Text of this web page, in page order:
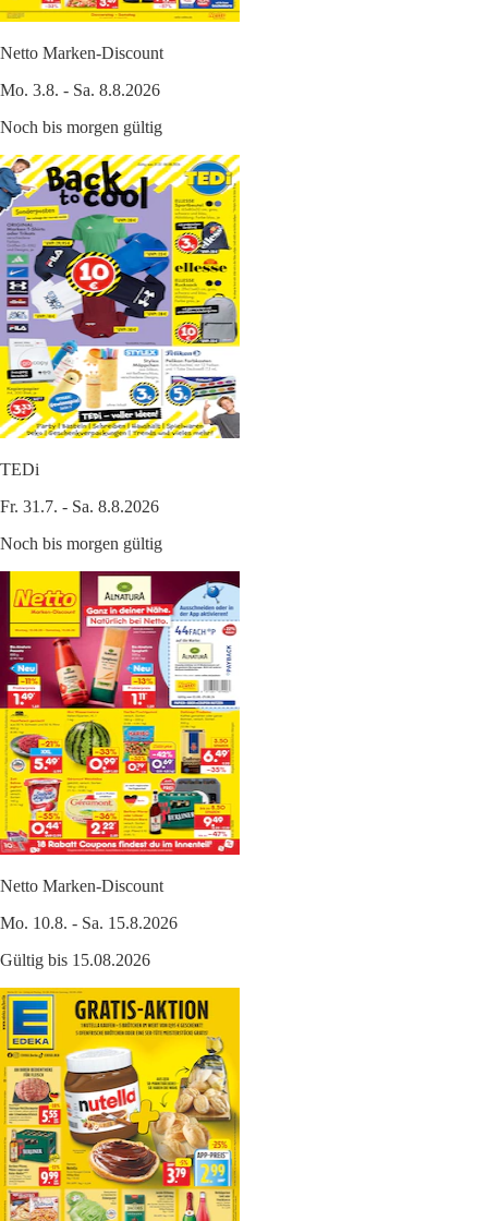
Netto Marken-Discount
Mo. 3.8. - Sa. 8.8.2026
Noch bis morgen gültig
TEDi
Fr. 31.7. - Sa. 8.8.2026
Noch bis morgen gültig
Netto Marken-Discount
Mo. 10.8. - Sa. 15.8.2026
Gültig bis 15.08.2026